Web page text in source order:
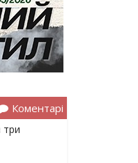
Коментарі
три